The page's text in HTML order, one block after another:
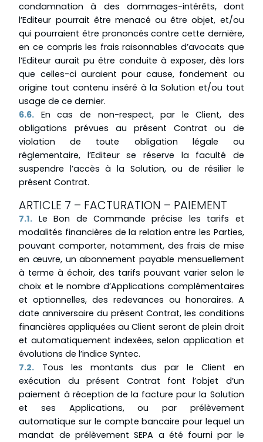
condamnation à des dommages-intérêts, dont
l’Editeur pourrait être menacé ou être objet, et/ou
qui pourraient être prononcés contre cette dernière,
en ce compris les frais raisonnables d’avocats que
l’Editeur aurait pu être conduite à exposer, dès lors
que celles-ci auraient pour cause, fondement ou
origine tout contenu inséré à la Solution et/ou tout
usage de ce dernier.
6.6. En cas de non-respect, par le Client, des
obligations prévues au présent Contrat ou de
violation de toute obligation légale ou
réglementaire, l’Editeur se réserve la faculté de
suspendre l’accès à la Solution, ou de résilier le
présent Contrat.
ARTICLE 7 – FACTURATION – PAIEMENT
7.1. Le Bon de Commande précise les tarifs et
modalités financières de la relation entre les Parties,
pouvant comporter, notamment, des frais de mise
en œuvre, un abonnement payable mensuellement
à terme à échoir, des tarifs pouvant varier selon le
choix et le nombre d’Applications complémentaires
et optionnelles, des redevances ou honoraires. A
date anniversaire du présent Contrat, les conditions
financières appliquées au Client seront de plein droit
et automatiquement indexées, selon application et
évolutions de l’indice Syntec.
7.2. Tous les montants dus par le Client en
exécution du présent Contrat font l’objet d’un
paiement à réception de la facture pour la Solution
et ses Applications, ou par prélèvement
automatique sur le compte bancaire pour lequel un
mandat de prélèvement SEPA a été fourni par le